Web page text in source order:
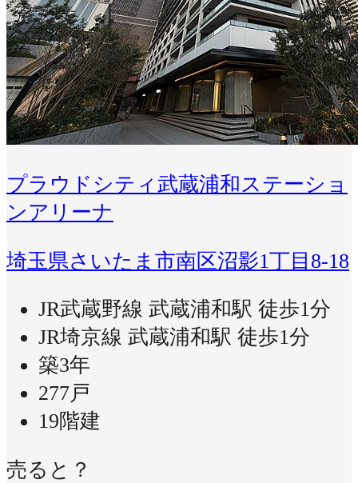
プラウドシティ武蔵浦和ステーショ
ンアリーナ
埼玉県さいたま市南区沼影1丁目8-18
JR武蔵野線 武蔵浦和駅 徒歩1分
JR埼京線 武蔵浦和駅 徒歩1分
築3年
277戸
19階建
売ると？